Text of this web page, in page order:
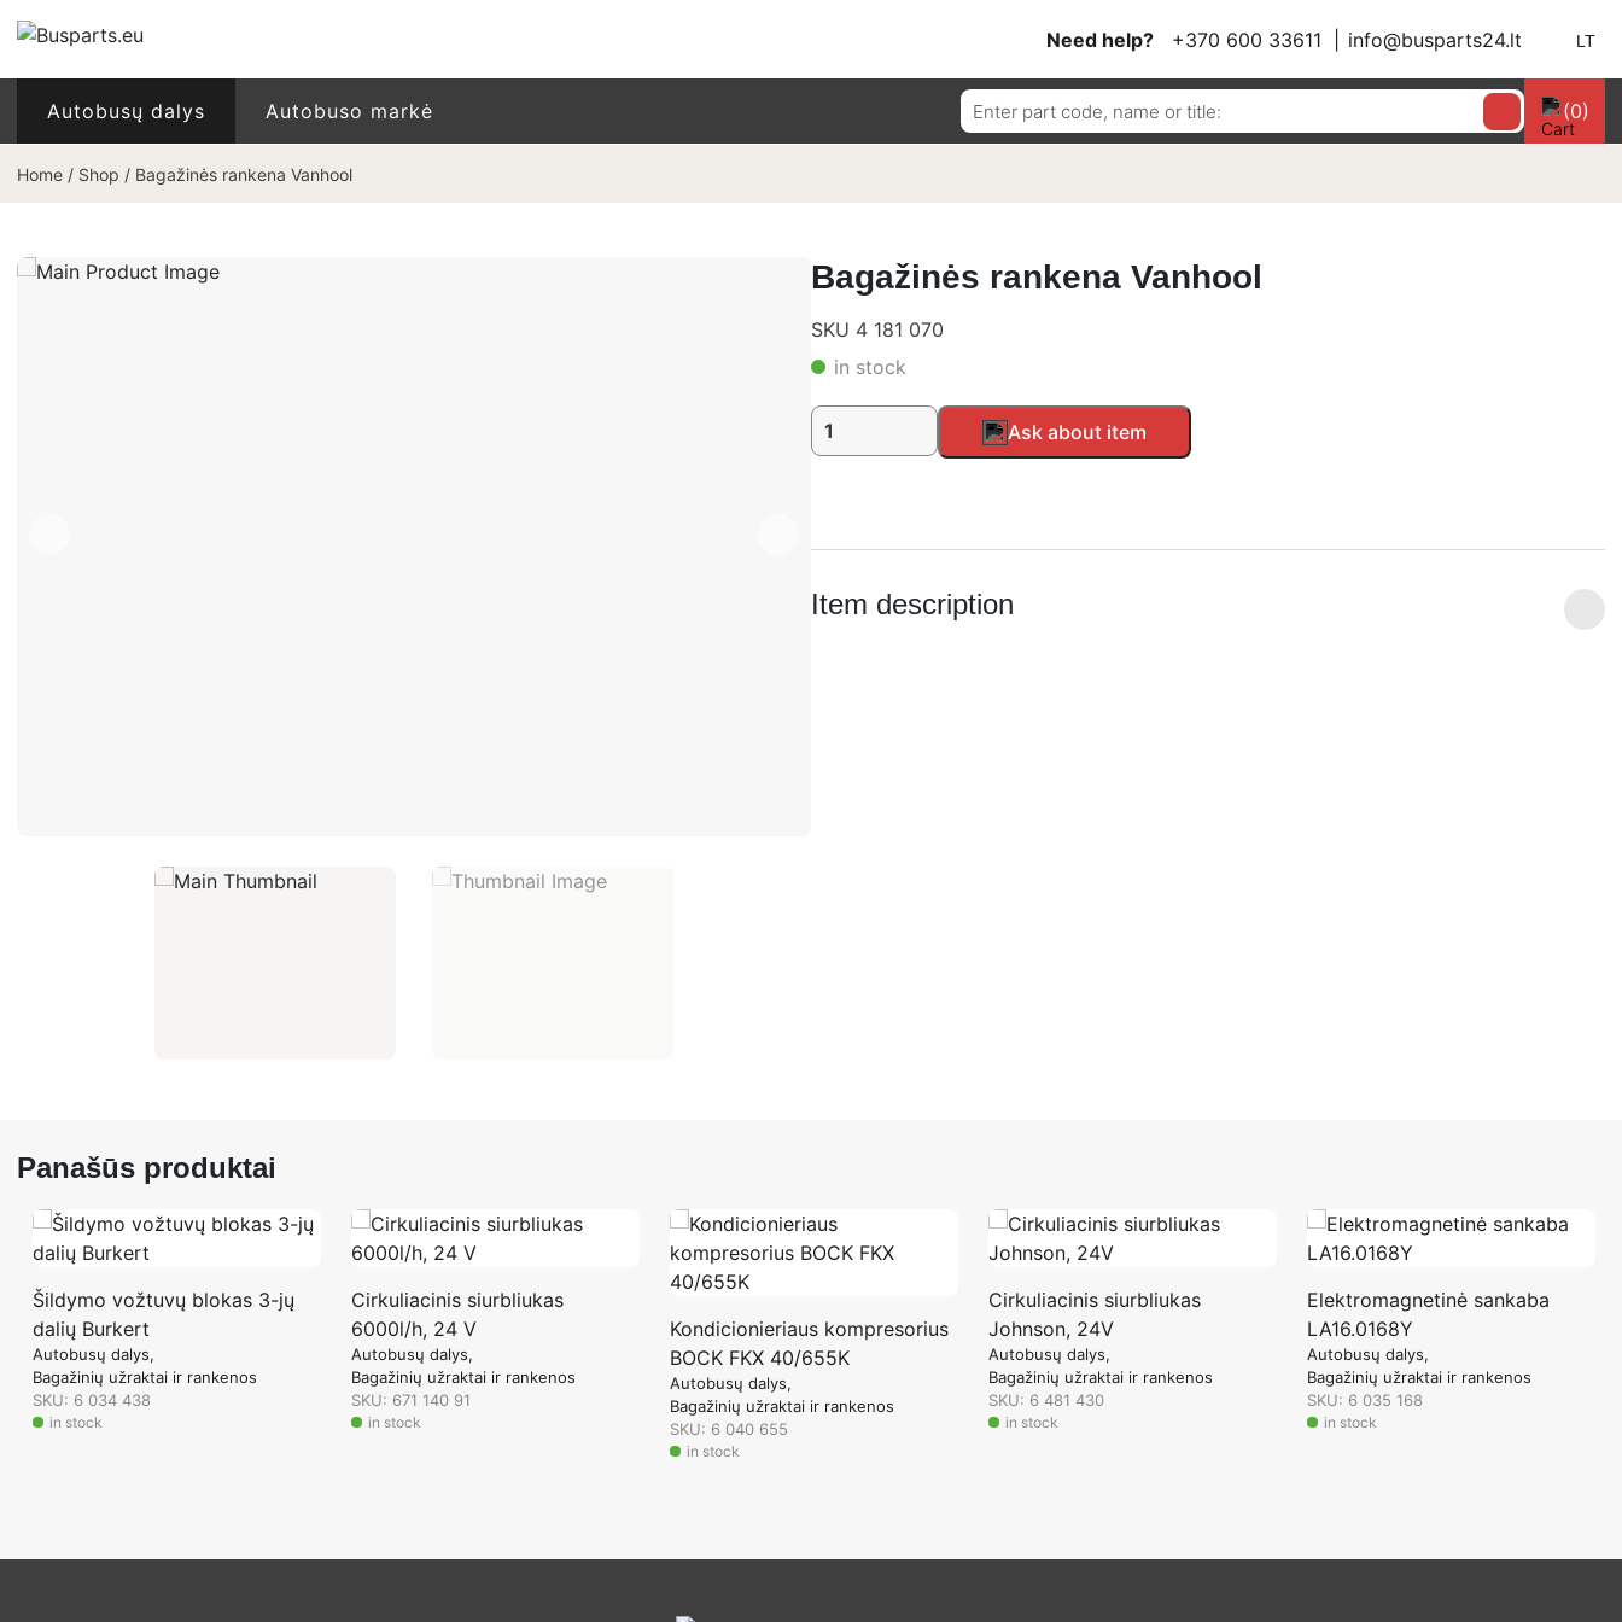
Need help? +370 600 33611 info@busparts24.lt LT
Autobusų dalys Autobuso markė Ieškoti: (0)
Home / Shop / Bagažinės rankena Vanhool
Bagažinės rankena Vanhool
SKU 4 181 070
in stock
produkto
kiekis:
Ask about item
Alternative:
Item description
Panašūs produktai
Šildymo vožtuvų blokas 3-jų
dalių Burkert
Autobusų dalys
Bagažinių užraktai ir rankenos
SKU: 6 034 438
in stock
Cirkuliacinis siurbliukas
6000l/h, 24 V
Autobusų dalys
Bagažinių užraktai ir rankenos
SKU: 671 140 91
in stock
Kondicionieriaus kompresorius
BOCK FKX 40/655K
Autobusų dalys
Bagažinių užraktai ir rankenos
SKU: 6 040 655
in stock
Cirkuliacinis siurbliukas
Johnson, 24V
Autobusų dalys
Bagažinių užraktai ir rankenos
SKU: 6 481 430
in stock
Elektromagnetinė sankaba
LA16.0168Y
Autobusų dalys
Bagažinių užraktai ir rankenos
SKU: 6 035 168
in stock